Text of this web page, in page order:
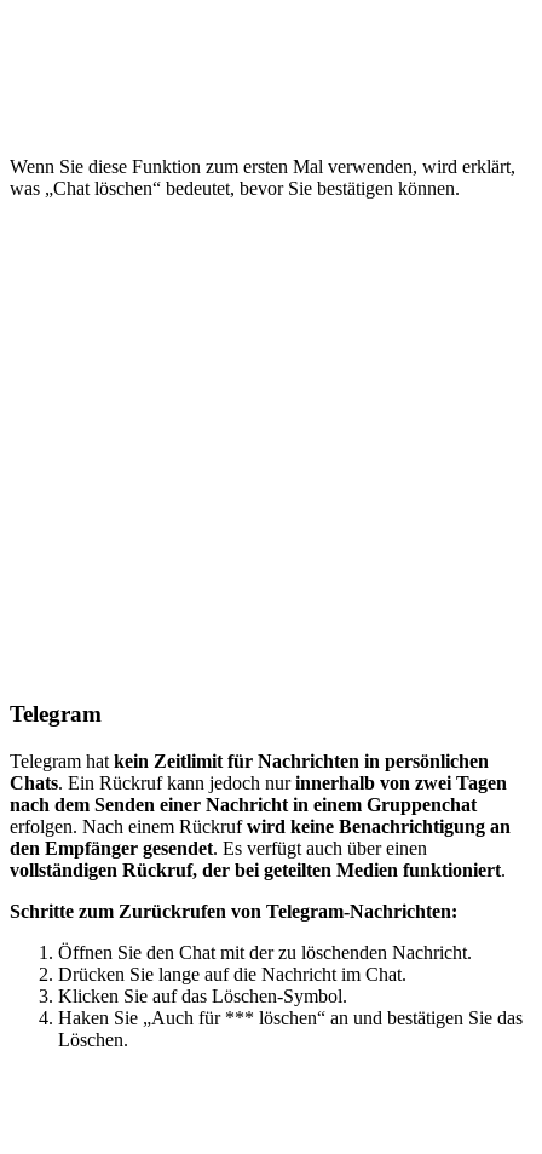
Wenn Sie diese Funktion zum ersten Mal verwenden, wird erklärt,
was „Chat löschen“ bedeutet, bevor Sie bestätigen können.
Telegram
Telegram hat kein Zeitlimit für Nachrichten in persönlichen
Chats. Ein Rückruf kann jedoch nurinnerhalb von zwei Tagen
nach dem Senden einer Nachricht in einem Gruppenchat
erfolgen. Nach einem Rückrufwird keine Benachrichtigung an
den Empfänger gesendet. Es verfügt auch über einen
vollständigen Rückruf, der bei geteilten Medien funktioniert.
Schritte zum Zurückrufen von Telegram-Nachrichten:
Öffnen Sie den Chat mit der zu löschenden Nachricht.
Drücken Sie lange auf die Nachricht im Chat.
Klicken Sie auf das Löschen-Symbol.
Haken Sie „Auch für *** löschen“ an und bestätigen Sie das
Löschen.